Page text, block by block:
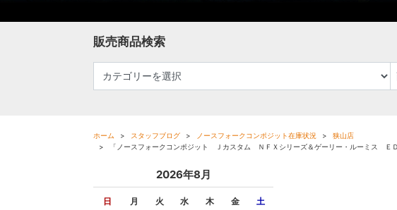
販売商品検索
ホーム スタッフブログ ノースフォークコンポジット在庫状況
狭山店
「ノースフォークコンポジット Ｊカスタム ＮＦＸシリーズ＆ゲーリー・ルーミス
2026年8月
日 月 火 水 木 金 土